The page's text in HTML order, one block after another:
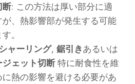
断: この方法は厚い部分に適
が、熱影響部が発生する可能
。
シャーリング,鋸引きあるいは
ェット切断特に耐食性を維
熱の影響を避ける必要があ